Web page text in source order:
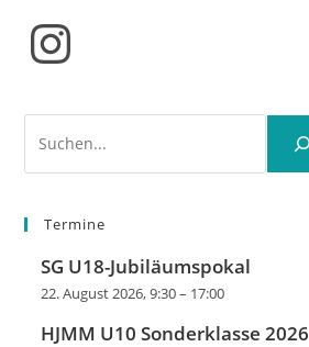
Instagram
Termine
SG U18-Jubiläumspokal
22. August 2026, 9:30– 17:00
HJMM U10 Sonderklasse 2026